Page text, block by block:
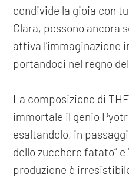
condivide la gioia con
Clara, possono ancora
attiva l’immaginazione
portandoci nel regno
La composizione di
immortale il genio Pyotr
esaltandolo, in
dello zucchero fatato” e
produzione è